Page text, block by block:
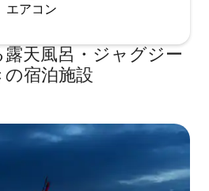
エアコン
天風呂・ジャグジー
の宿泊施設
す。